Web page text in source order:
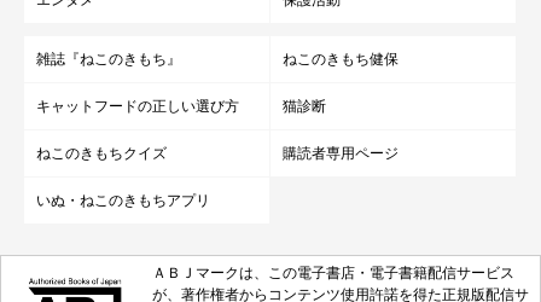
@roro.11.21
こちらはクッキーの詰め合わせ…？ と思いきや、リスががっし
りとクッキーにしがみついていました！ こんなクッキーの詰め
レゼントですね♪
雑誌『ねこのきもち』 ねこのきもち健保
キャットフードの正しい選び方 猫診断
ねこのきもちクイズ 購読者専用ページ
いぬ・ねこのきもちアプリ
ＡＢＪマークは、この電子書店・電子書籍配信サービス
が、著作権者からコンテンツ使用許諾を得た正規版配信サ